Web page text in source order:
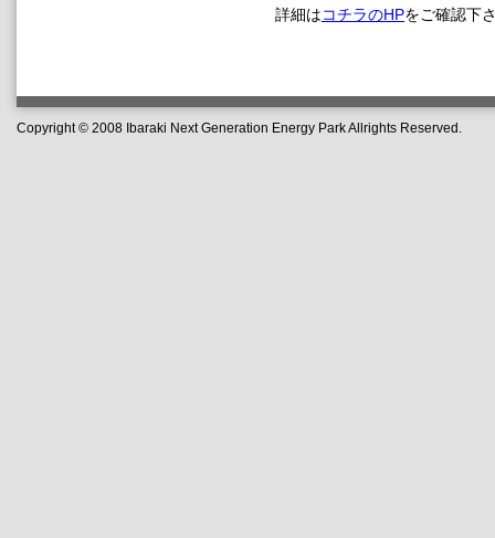
詳細はコチラのHPをご確認下
Copyright © 2008 Ibaraki Next Generation Energy Park Allrights Reserved.